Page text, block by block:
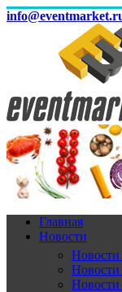
Главная
Новости
Новости
Новости
Новости